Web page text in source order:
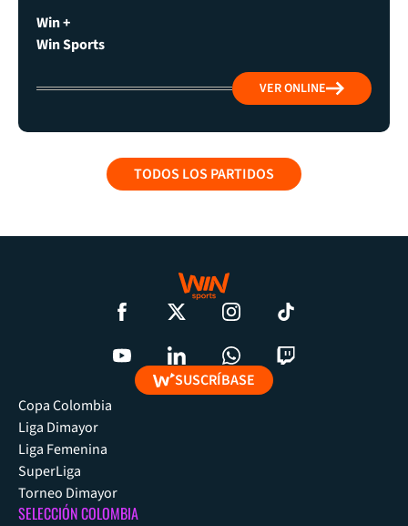
Win +
Win Sports
VER ONLINE
TODOS LOS PARTIDOS
SUSCRÍBASE
Copa Colombia
Liga Dimayor
Liga Femenina
SuperLiga
Torneo Dimayor
SELECCIÓN COLOMBIA